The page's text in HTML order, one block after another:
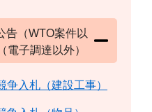
告（WTO案件以
電子調達以外）
争入札（建設工事）